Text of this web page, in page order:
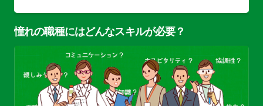
憧れの職種にはどんなスキルが必要？